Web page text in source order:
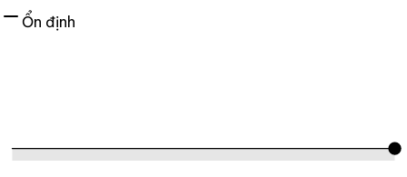
Ổn định